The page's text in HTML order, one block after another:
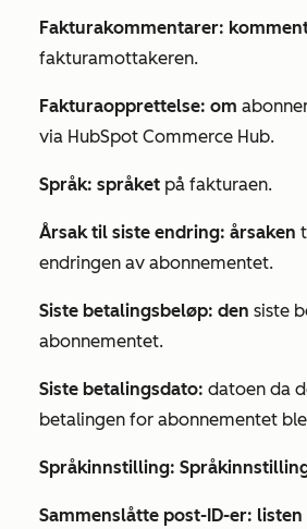
Fakturakommentarer:
fakturamottakeren.
Fakturaopprettelse: om
via HubSpot Commerce Hub.
Språk: språket på fakturaen.
Årsak til siste endring: årsaken
endringen av abonnementet.
Siste betalingsbeløp: den siste
abonnementet.
Siste betalingsdato: datoen da
betalingen for abonnementet
Språkinnstilling:
Sammenslåtte post-ID-er: listen